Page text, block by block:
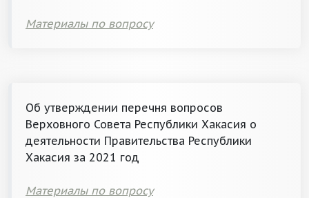
Материалы по вопросу
Об утверждении перечня вопросов
Верховного Совета Республики Хакасия о
деятельности Правительства Республики
Хакасия за 2021 год
Материалы по вопросу